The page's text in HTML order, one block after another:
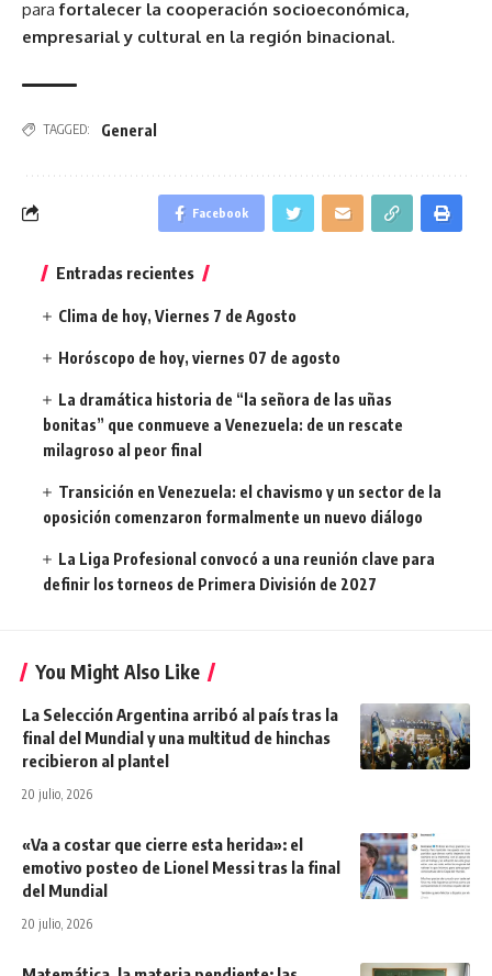
parafortalecer la cooperación socioeconómica,
empresarial y cultural en la región binacional.
TAGGED: General
Facebook
Entradas recientes
Clima de hoy, Viernes 7 de Agosto
Horóscopo de hoy, viernes 07 de agosto
La dramática historia de “la señora de las uñas
bonitas” que conmueve a Venezuela: de un rescate
milagroso al peor final
Transición en Venezuela: el chavismo y un sector de la
oposición comenzaron formalmente un nuevo diálogo
La Liga Profesional convocó a una reunión clave para
definir los torneos de Primera División de 2027
You Might Also Like
La Selección Argentina arribó al país tras la
final del Mundial y una multitud de hinchas
recibieron al plantel
20 julio, 2026
«Va a costar que cierre esta herida»: el
emotivo posteo de Lionel Messi tras la final
del Mundial
20 julio, 2026